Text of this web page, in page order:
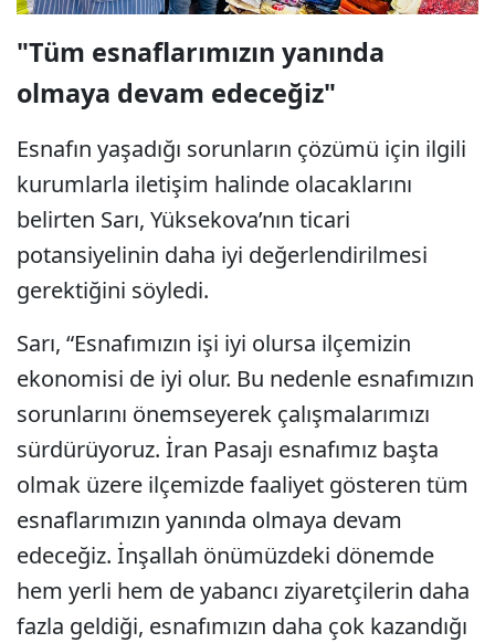
"Tüm esnaflarımızın yanında
olmaya devam edeceğiz"
Esnafın yaşadığı sorunların çözümü için ilgili
kurumlarla iletişim halinde olacaklarını
belirten Sarı, Yüksekova’nın ticari
potansiyelinin daha iyi değerlendirilmesi
gerektiğini söyledi.
Sarı, “Esnafımızın işi iyi olursa ilçemizin
ekonomisi de iyi olur. Bu nedenle esnafımızın
sorunlarını önemseyerek çalışmalarımızı
sürdürüyoruz. İran Pasajı esnafımız başta
olmak üzere ilçemizde faaliyet gösteren tüm
esnaflarımızın yanında olmaya devam
edeceğiz. İnşallah önümüzdeki dönemde
hem yerli hem de yabancı ziyaretçilerin daha
fazla geldiği, esnafımızın daha çok kazandığı